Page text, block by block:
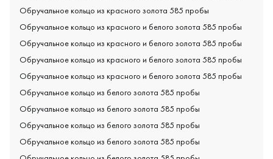
Обручальное кольцо из красного золота 585 пробы
Обручальное кольцо из красного и белого золота 585 пробы
Обручальное кольцо из красного и белого золота 585 пробы
Обручальное кольцо из красного и белого золота 585 пробы
Обручальное кольцо из красного и белого золота 585 пробы
Обручальное кольцо из белого золота 585 пробы
Обручальное кольцо из белого золота 585 пробы
Обручальное кольцо из белого золота 585 пробы
Обручальное кольцо из белого золота 585 пробы